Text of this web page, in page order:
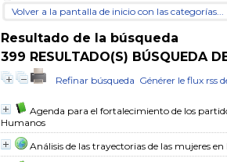
Volver a la pantalla de inicio con las categorías...
Resultado de la búsqueda
399 RESULTADO(S) BÚSQUEDA
Refinar búsqueda Générer le flux rss
Agenda para el fortalecimiento de los
Humanos
Análisis de las trayectorias de las mujeres